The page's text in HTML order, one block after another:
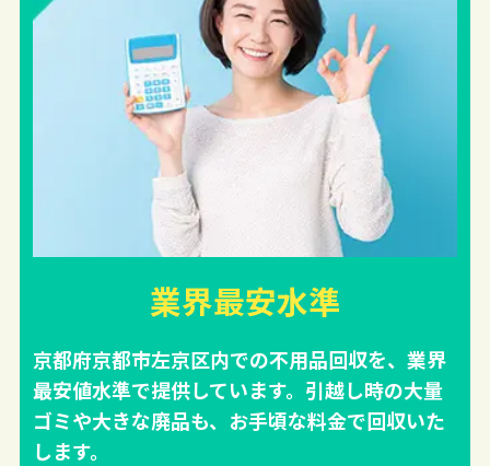
業界最安水準
京都府京都市左京区内での不用品回収を、業界
最安値水準で提供しています。引越し時の大量
ゴミや大きな廃品も、お手頃な料金で回収いた
します。